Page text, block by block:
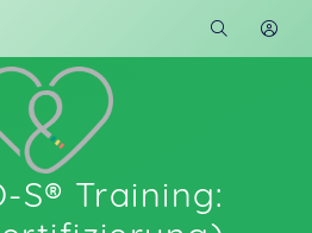
S® Training: